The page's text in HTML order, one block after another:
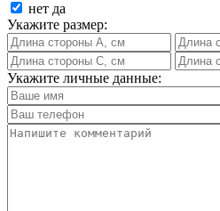
нет да
Укажите размер:
Укажите личные данные: